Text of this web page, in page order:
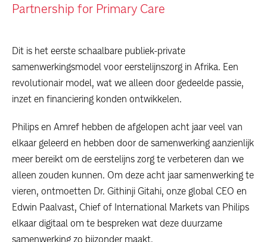
Partnership for Primary Care
Dit is het eerste schaalbare publiek-private
samenwerkingsmodel voor eerstelijnszorg in Afrika. Een
revolutionair model, wat we alleen door gedeelde passie,
inzet en financiering konden ontwikkelen.
Philips en Amref hebben de afgelopen acht jaar veel van
elkaar geleerd en hebben door de samenwerking aanzienlijk
meer bereikt om de eerstelijns zorg te verbeteren dan we
alleen zouden kunnen. Om deze acht jaar samenwerking te
vieren, ontmoetten Dr. Githinji Gitahi, onze global CEO en
Edwin Paalvast, Chief of International Markets van Philips
elkaar digitaal om te bespreken wat deze duurzame
samenwerking zo bijzonder maakt.